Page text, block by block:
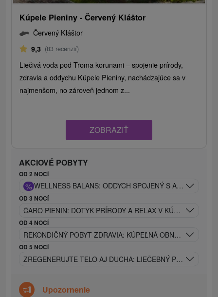
Kúpele Pieniny - Červený Kláštor
Červený Kláštor
9,3 (83 recenzií)
Liečivá voda pod Troma korunami – spojenie prírody,
zdravia a oddychu Kúpele Pieniny, nachádzajúce sa v
najmenšom, no zároveň jednom z...
ZOBRAZIŤ
AKCIOVÉ POBYTY
OD 2 NOCÍ
% WELLNESS BALANS: ODDYCH SPOJENÝ S AKTÍVNYM
OD 3 NOCÍ
ČARO PIENIN: DOTYK PRÍRODY A RELAX V KÚPEĽOCH
OD 4 NOCÍ
REKONDIČNÝ POBYT ZDRAVIA: KÚPEĽNÁ OBNOVA SÍL -
OD 5 NOCÍ
ZREGENERUJTE TELO AJ DUCHA: LIEČEBNÝ POBYT S
Upozornenie